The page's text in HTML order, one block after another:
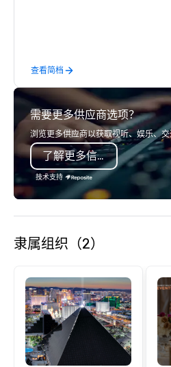
查看简档
需要更多供应商选项？
浏览更多供应商以获取视听、娱乐、交
了解更多信息
技术支持
隶属组织（2）